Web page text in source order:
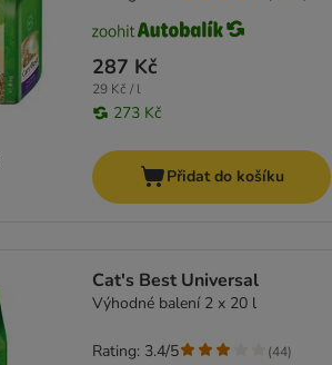
287 Kč
29 Kč / l
273 Kč
Přidat do košíku
Cat's Best Universal
Výhodné balení 2 x 20 l
Rating: 3.4/5 (44)